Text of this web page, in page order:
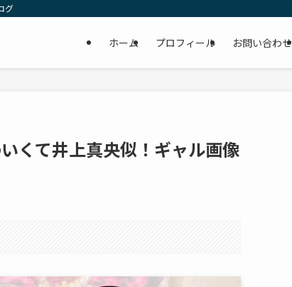
グ
ホーム プロフィール お問い合わせ
くて井上真央似！ギャル画像